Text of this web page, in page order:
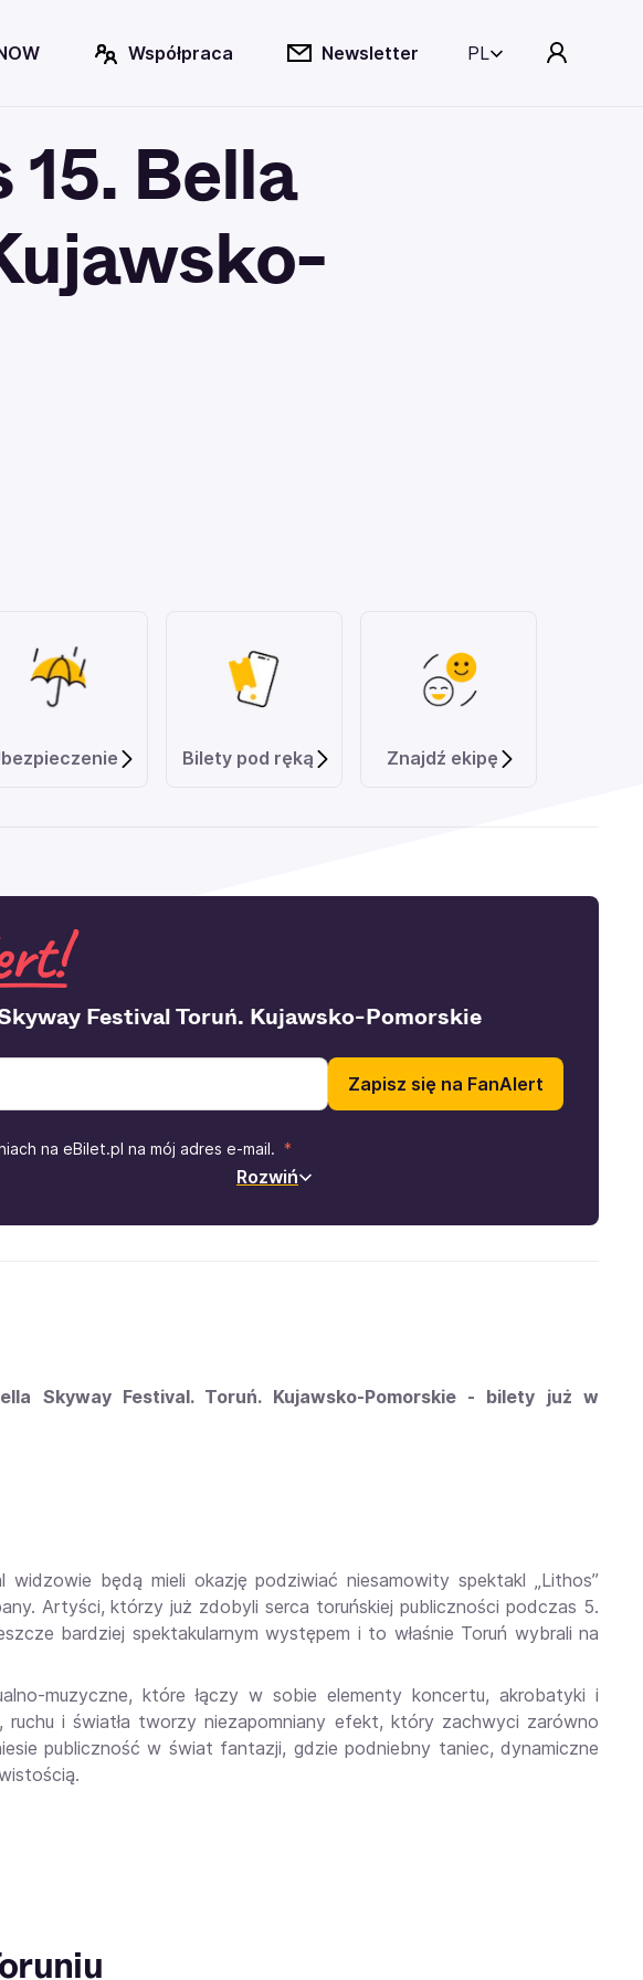
Współpraca Newsletter PL
Bella
Bilety pod ręką Znajdź ekipę
Festival Toruń. Kujawsko-Pomorskie
Zapisz się na FanAlert
na eBilet.pl na mój adres e-mail.
Rozwiń
Skyway Festival. Toruń. Kujawsko-Pomorskie - bilety już w
będą mieli okazję podziwiać niesamowity spektakl „Lithos”
Artyści, którzy już zdobyli serca toruńskiej publiczności podczas 5.
bardziej spektakularnym występem i to właśnie Toruń wybrali na
muzyczne, które łączy w sobie elementy koncertu, akrobatyki i
ruchu i światła tworzy niezapomniany efekt, który zachwyci zarówno
publiczność w świat fantazji, gdzie podniebny taniec, dynamiczne